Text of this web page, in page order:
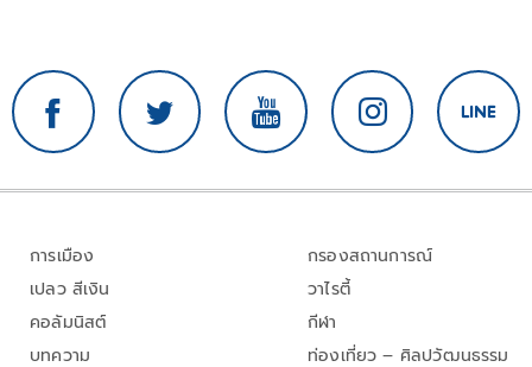
การเมือง
เปลว สีเงิน
คอลัมนิสต์
บทความ
กรองสถานการณ์
วาไรตี้
กีฬา
ท่องเที่ยว – ศิลปวัฒนธรรม